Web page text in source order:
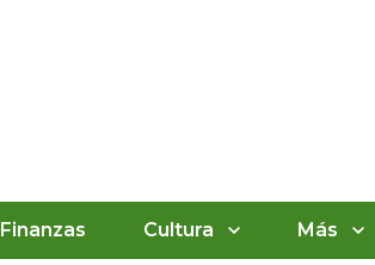
Finanzas Cultura Más